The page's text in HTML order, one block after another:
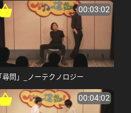
00:03:02
「尋問」_ノーテクノロジー
00:04:02